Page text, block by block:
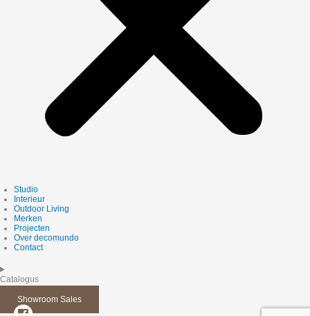
Studio
Interieur
Outdoor Living
Merken
Projecten
Over decomundo
Contact
Catalogus
Showroom Sales